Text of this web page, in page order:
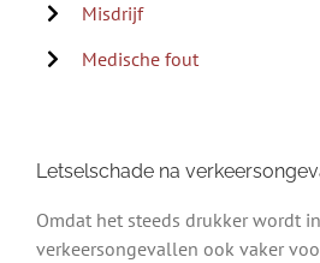
Misdrijf
Medische fout
Letselschade na
Omdat het steeds drukker wordt
verkeersongevallen ook vaker